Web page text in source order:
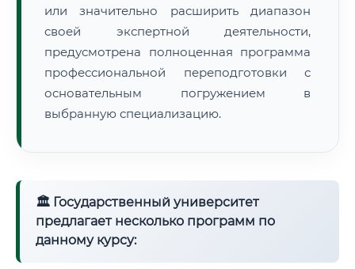
или значительно расширить диапазон
своей экспертной деятельности,
предусмотрена полноценная программа
профессиональной переподготовки с
основательным погружением в
выбранную специализацию.
🏛 Государственный университет
предлагает несколько программ по
данному курсу: